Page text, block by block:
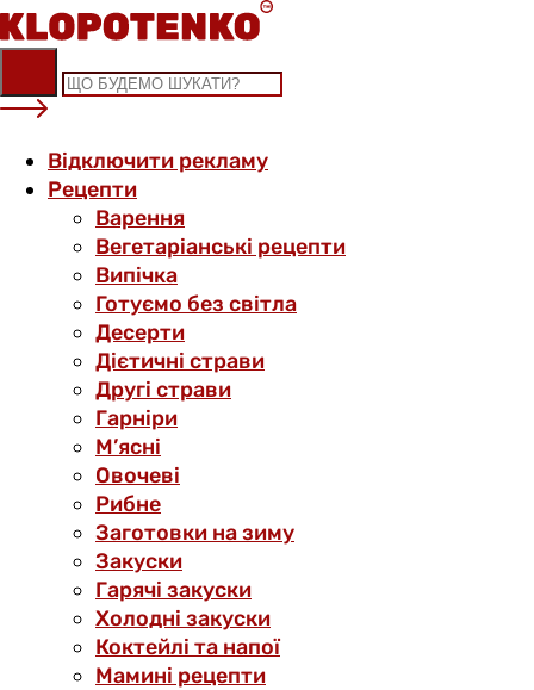
Skip
to
content
Відключити рекламу
Рецепти
Варення
Вегетаріанські рецепти
Випічка
Готуємо без світла
Десерти
Дієтичні страви
Другі страви
Гарніри
М’ясні
Овочеві
Рибне
Заготовки на зиму
Закуски
Гарячі закуски
Холодні закуски
Коктейлі та напої
Мамині рецепти